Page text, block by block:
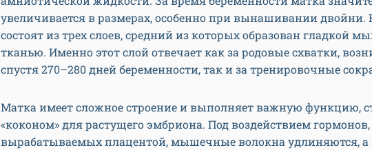
увеличивается в размерах, особенно при вынашивании двойни.
состоят из трех слоев, средний из которых образован гладкой
тканью. Именно этот слой отвечает как за родовые схватки,
спустя 270–280 дней беременности, так и за тренировочные
Матка имеет сложное строение и выполняет важную функцию,
«коконом» для растущего эмбриона. Под воздействием гормонов,
вырабатываемых плацентой, мышечные волокна удлиняются, а